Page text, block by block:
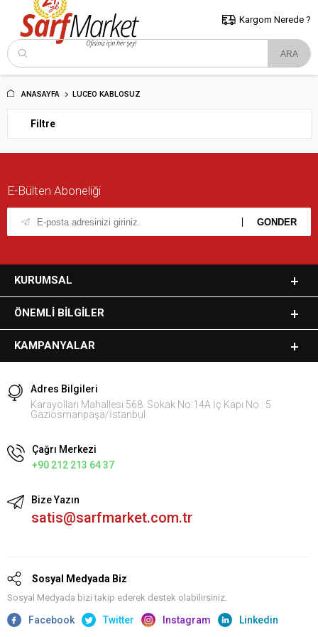
5000 TL ve Üzeri Alışverişlerde İstanbul İçi Kargo Bedava!
ve Trakya İçin Tıklayın..
Kargom Nerede ?
ANASAYFA LUCEO KABLOSUZ
Filtre
E-Bülten Aboneliği
KURUMSAL
ÖNEMLI BILGILER
KAMPANYALAR
Adres Bilgileri
Karayolları Mahallesi 568. Sokak No:14A İç Kapı No : 5
Gaziosmanpaşa/İstanbul
Çağrı Merkezi
+90 212 213 64 37
Bize Yazın
satis@sarfmarket.com.tr
Sosyal Medyada Biz
Sosyal Medyada bizi takip ederek destek olabilirsiniz.
Facebook Twitter Instagram Linkedin